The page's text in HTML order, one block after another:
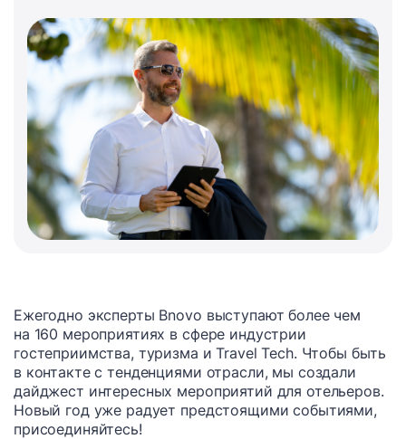
Ежегодно эксперты Bnovo выступают более чем
на 160 мероприятиях в сфере индустрии
гостеприимства, туризма и Travel Tech. Чтобы быть
в контакте с тенденциями отрасли, мы создали
дайджест интересных мероприятий для отельеров.
Новый год уже радует предстоящими событиями,
присоединяйтесь!